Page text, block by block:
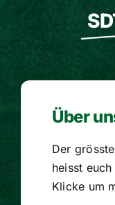
Über
Der
heisst
Klicke um